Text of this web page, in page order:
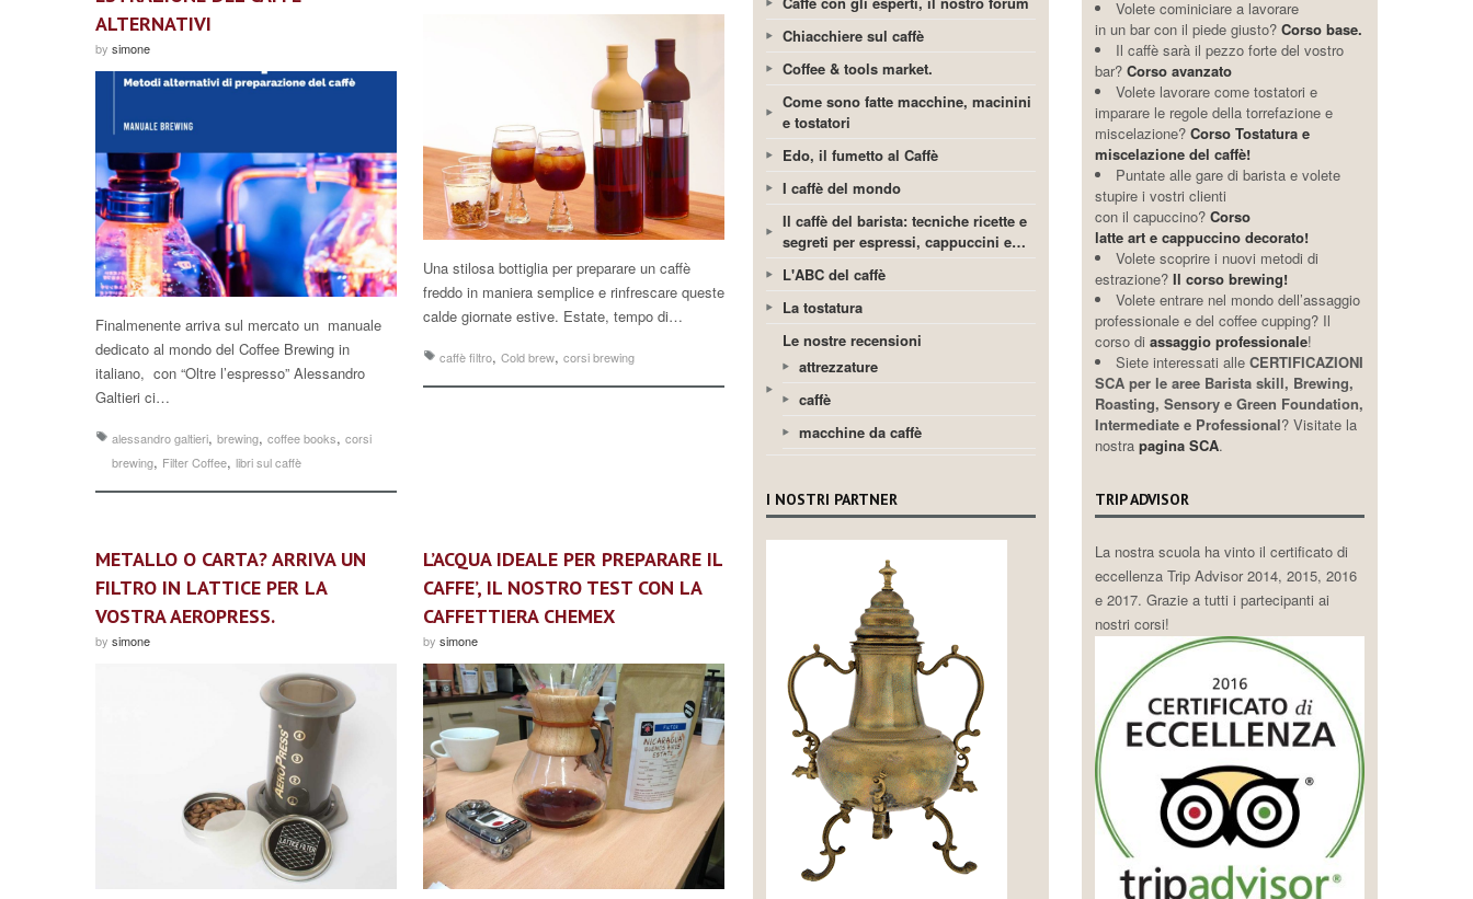
ALTERNATIVI
by simone
Finalmenente arriva sul mercato un manuale
dedicato al mondo del Coffee Brewing in
italiano, con “Oltre l’espresso” Alessandro
Galtieri ci…
alessandro galtieri, brewing, coffee books, corsi
brewing, Filter Coffee, libri sul caffè
Una stilosa bottiglia per preparare un caffè
freddo in maniera semplice e rinfrescare queste
calde giornate estive. Estate, tempo di…
caffè filtro, Cold brew, corsi brewing
METALLO O CARTA? ARRIVA UN
FILTRO IN LATTICE PER LA
VOSTRA AEROPRESS.
by simone
L’ACQUA IDEALE PER PREPARARE IL
CAFFE’, IL NOSTRO TEST CON LA
CAFFETTIERA CHEMEX
by simone
Chiacchiere sul caffè
Coffee & tools market.
Come sono fatte macchine, macinini
e tostatori
Edo, il fumetto al Caffè
I caffè del mondo
Il caffè del barista: tecniche ricette e
segreti per espressi, cappuccini e…
L'ABC del caffè
La tostatura
Le nostre recensioni
attrezzature
caffè
macchine da caffè
I NOSTRI PARTNER
Volete cominiciare a lavorare
in un bar con il piede giusto? Corso base.
Il caffè sarà il pezzo forte del vostro
bar? Corso avanzato
Volete lavorare come tostatori e
imparare le regole della torrefazione e
miscelazione? Corso Tostatura e
miscelazione del caffè!
Puntate alle gare di barista e volete
stupire i vostri clienti
con il capuccino? Corso
latte art e cappuccino decorato!
Volete scoprire i nuovi metodi di
estrazione? Il corso brewing!
Volete entrare nel mondo dell’assaggio
professionale e del coffee cupping? Il
corso di assaggio professionale!
Siete interessati alle CERTIFICAZIONI
SCA per le aree Barista skill, Brewing,
Roasting, Sensory e Green Foundation,
Intermediate e Professional? Visitate la
nostra pagina SCA.
TRIP ADVISOR
La nostra scuola ha vinto il certificato di
eccellenza Trip Advisor 2014, 2015, 2016
e 2017. Grazie a tutti i partecipanti ai
nostri corsi!